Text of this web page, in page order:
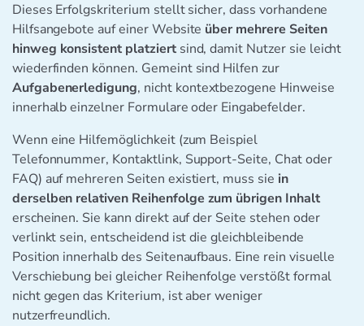
Dieses Erfolgskriterium stellt sicher, dass vorhandene
Hilfsangebote auf einer Website über mehrere Seiten
hinweg konsistent platziertsind, damit Nutzer sie leicht
wiederfinden können. Gemeint sind Hilfen zur
Aufgabenerledigung, nicht kontextbezogene Hinweise
innerhalb einzelner Formulare oder Eingabefelder.
Wenn eine Hilfemöglichkeit (zum Beispiel
Telefonnummer, Kontaktlink, Support-Seite, Chat oder
FAQ) auf mehreren Seiten existiert, muss sie in
derselben relativen Reihenfolge zum übrigen Inhalt
erscheinen. Sie kann direkt auf der Seite stehen oder
verlinkt sein, entscheidend ist die gleichbleibende
Position innerhalb des Seitenaufbaus. Eine rein visuelle
Verschiebung bei gleicher Reihenfolge verstößt formal
nicht gegen das Kriterium, ist aber weniger
nutzerfreundlich.